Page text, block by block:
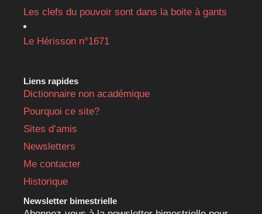
Les clefs du pouvoir sont dans la boite à gants
Le Hérisson n°1671
Liens rapides
Dictionnaire non académique
Pourquoi ce site?
Sites d’amis
Newsletters
Me contacter
Historique
Newsletter bimestrielle